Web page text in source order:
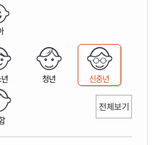
청년 신중년
전체보기